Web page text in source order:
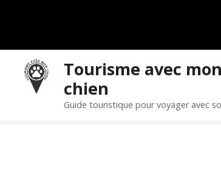
Tourisme avec mon
chien
Guide touristique pour voyager avec